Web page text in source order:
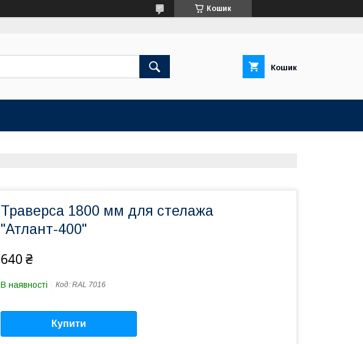
Кошик
Кошик
Траверса 1800 мм для стелажа
"Атлант-400"
640 ₴
В наявності Код: RAL 7016
Купити